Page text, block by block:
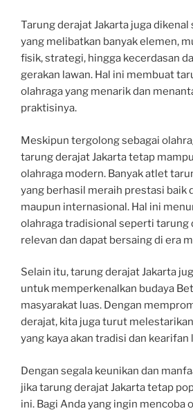
Tarung derajat Jakarta juga dikenal
yang melibatkan banyak elemen,
fisik, strategi, hingga kecerdasan
gerakan lawan. Hal ini membuat
olahraga yang menarik dan
praktisinya.
Meskipun tergolong sebagai
tarung derajat Jakarta tetap
olahraga modern. Banyak atlet
yang berhasil meraih prestasi baik
maupun internasional. Hal ini
olahraga tradisional seperti tarung
relevan dan dapat bersaing di era
Selain itu, tarung derajat Jakarta
untuk memperkenalkan budaya
masyarakat luas. Dengan
derajat, kita juga turut
yang kaya akan tradisi dan kearifan
Dengan segala keunikan dan
jika tarung derajat Jakarta tetap
ini. Bagi Anda yang ingin mencoba